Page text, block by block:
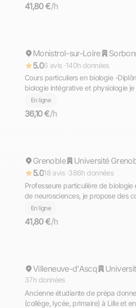
41,80 €/h
Répond rapidement
Monistrol-sur-Loire
5.06 avis ·140h données
Cours particuliers en biologie -
biologie intégrative et physiologie
pour étudiants de tous niveaux
En ligne
36,10 €/h
Répond rapidement
Grenoble
Université
5.018 avis ·386h données
Professeure particulière de
de neurosciences, je propose des
les niveaux primaire, collége, lycée
En ligne
41,80 €/h
Répond rapidement
Villeneuve-d'Ascq
37h données
Ancienne étudiante de prépa
(collège, lycée, primaire) à Lille et